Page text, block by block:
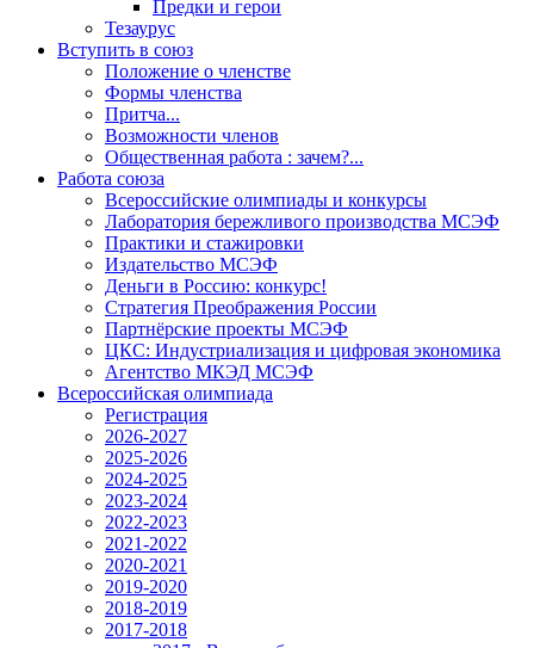
Предки и герои
Тезаурус
Вступить в союз
Положение о членстве
Формы членства
Притча...
Возможности членов
Общественная работа : зачем?...
Работа союза
Всероссийские олимпиады и конкурсы
Лаборатория бережливого производства МСЭФ
Практики и стажировки
Издательство МСЭФ
Деньги в Россию: конкурс!
Стратегия Преображения России
Партнёрские проекты МСЭФ
ЦКС: Индустриализация и цифровая экономика
Агентство МКЭД МСЭФ
Всероссийская олимпиада
Регистрация
2026-2027
2025-2026
2024-2025
2023-2024
2022-2023
2021-2022
2020-2021
2019-2020
2018-2019
2017-2018